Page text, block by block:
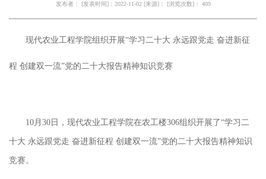
发布者： [发表时间]：2022-11-02 [来源]： [浏览次数]： 409
现代农业工程学院组织开展“学习二十大 永远跟党走 奋进新征
程 创建双一流”党的二十大报告精神知识竞赛
10月30日，现代农业工程学院在农工楼306组织开展了“学习二
十大 永远跟党走 奋进新征程 创建双一流”党的二十大报告精神知识
竞赛。